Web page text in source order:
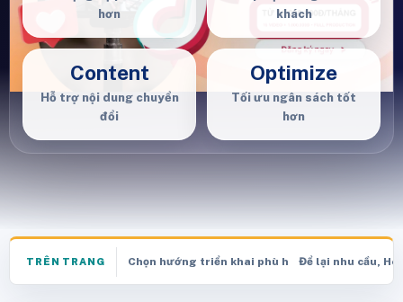
hơn
khách
Content
Hỗ trợ nội dung chuyển
đổi
Optimize
Tối ưu ngân sách tốt
hơn
TRÊN TRANG Chọn hướng triển khai phù hợp trước khi nhận
Để lại nhu cầu,